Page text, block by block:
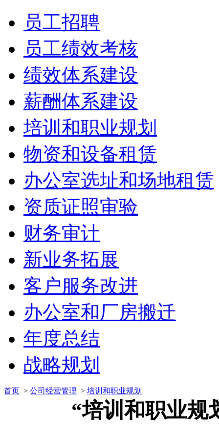
员工招聘
员工绩效考核
绩效体系建设
薪酬体系建设
培训和职业规划
物资和设备租赁
办公室选址和场地租赁
资质证照审验
财务审计
新业务拓展
客户服务改进
办公室和厂房搬迁
年度总结
战略规划
首页 > 公司经营管理 > 培训和职业规划
“培训和职业规